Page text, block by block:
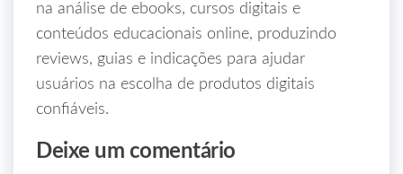
na análise de ebooks, cursos digitais e
conteúdos educacionais online, produzindo
reviews, guias e indicações para ajudar
usuários na escolha de produtos digitais
confiáveis.
Deixe um comentário